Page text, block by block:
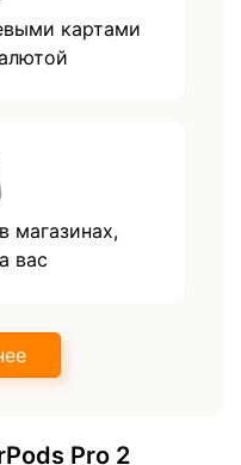
картами
магазинах,
вас
Pro 2